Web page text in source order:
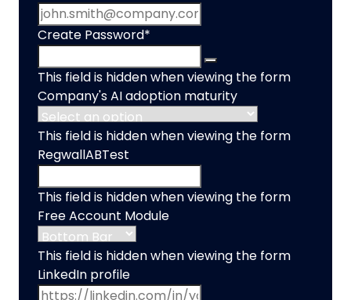
Create Password*
This field is hidden when viewing the form
Company's AI adoption maturity
This field is hidden when viewing the form
RegwallABTest
This field is hidden when viewing the form
Free Account Module
This field is hidden when viewing the form
LinkedIn profile